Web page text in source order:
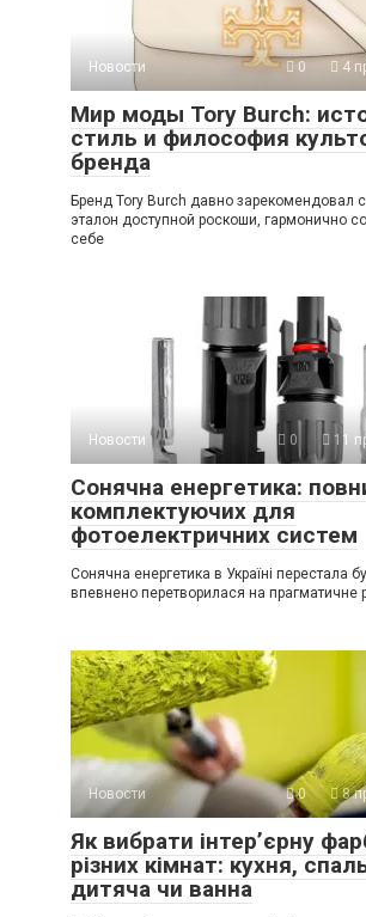
Новости 0 4
Мир моды Tory Burch:
стиль и философия
бренда
Бренд Tory Burch давно зарекомендовал
эталон доступной роскоши, гармонично
себе
Новости 0 11
Сонячна енергетика:
комплектуючих для
фотоелектричних систем
Сонячна енергетика в Україні перестала
впевнено перетворилася на прагматичне
Новости 0 8
Як вибрати інтер’єрну
різних кімнат: кухня,
дитяча чи ванна